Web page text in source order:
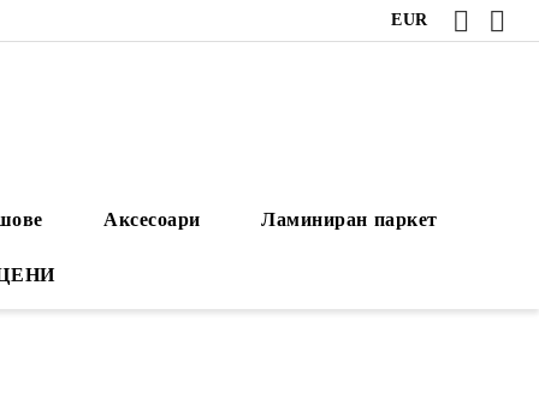
EUR
Аксесоари Ламиниран паркет